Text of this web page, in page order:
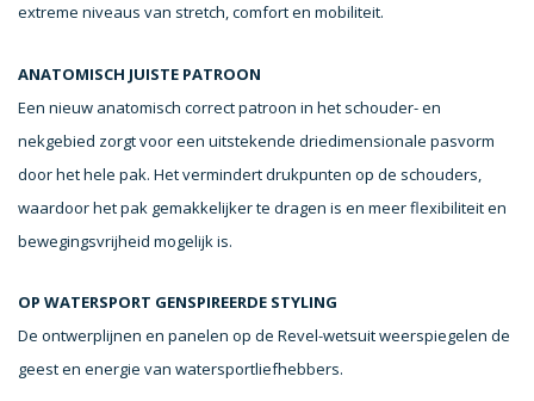
extreme niveaus van stretch, comfort en mobiliteit.
ANATOMISCH JUISTE PATROON
Een nieuw anatomisch correct patroon in het schouder- en
nekgebied zorgt voor een uitstekende driedimensionale pasvorm
door het hele pak. Het vermindert drukpunten op de schouders,
waardoor het pak gemakkelijker te dragen is en meer flexibiliteit en
bewegingsvrijheid mogelijk is.
OP WATERSPORT GENSPIREERDE STYLING
De ontwerplijnen en panelen op de Revel-wetsuit weerspiegelen de
geest en energie van watersportliefhebbers.